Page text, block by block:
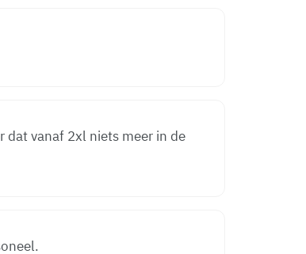
dat vanaf 2xl niets meer in de